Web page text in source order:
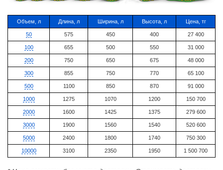
Объем, л Длина, л Ширина, л Высота, л Цена, тг
50 575 450 400 27 400
100 655 500 550 31 000
200 750 650 675 48 000
300 855 750 770 65 100
500 1100 850 870 91 000
1000 1275 1070 1200 150 700
2000 1600 1425 1375 279 600
3000 1900 1560 1540 520 600
5000 2400 1800 1740 750 300
10000 3100 2350 1950 1 500 700